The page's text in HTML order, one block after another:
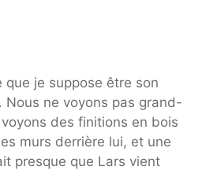
je suppose être son
Nous ne voyons pas grand-
des finitions en bois
murs derrière lui, et une
presque que Lars vient